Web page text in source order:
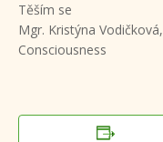
Těším se
Mgr. Kristýna
Consciousness